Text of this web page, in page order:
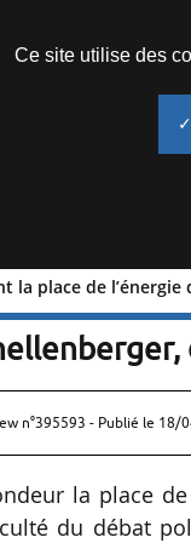
la place de
la place
n°395593 - Publié le 18/
la place
du débat
Ce site utilise des